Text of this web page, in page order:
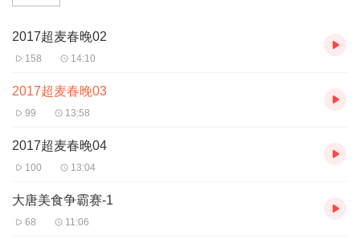
2017超麦春晚02
158 14:10
2017超麦春晚03
99 13:58
2017超麦春晚04
100 13:04
大唐美食争霸赛-1
68 11:06